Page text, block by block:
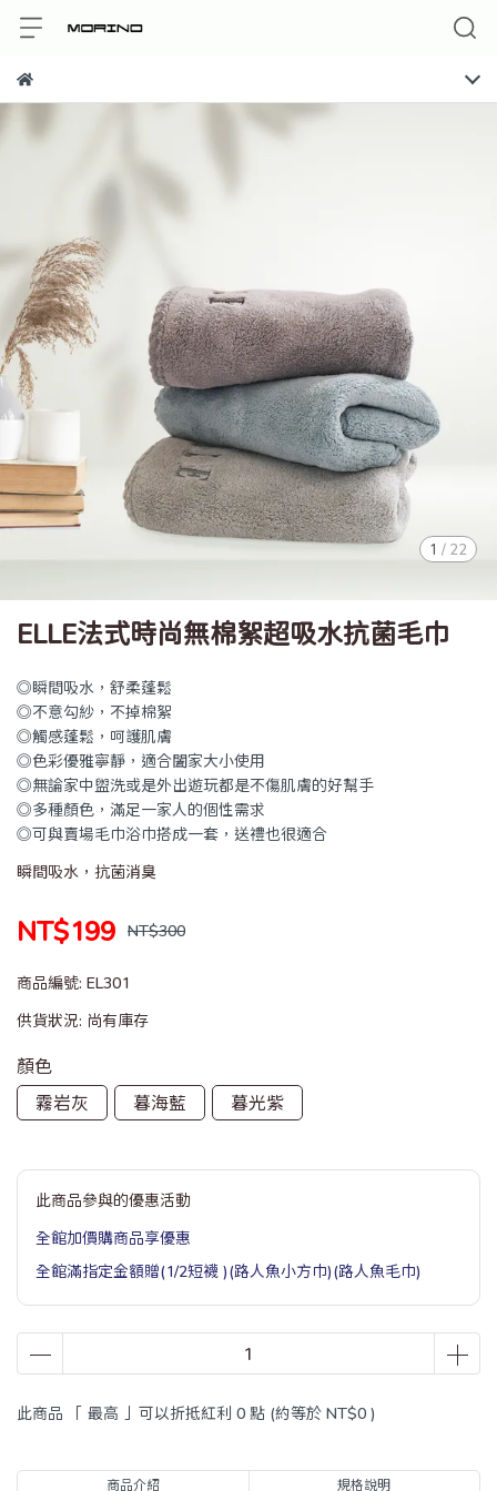
1 / 22
ELLE法式時尚無棉絮超吸水抗菌毛巾
◎瞬間吸水，舒柔蓬鬆
◎不意勾紗，不掉棉絮
◎觸感蓬鬆，呵護肌膚
◎色彩優雅寧靜，適合闔家大小使用
◎無論家中盥洗或是外出遊玩都是不傷肌膚的好幫手
◎多種顏色，滿足一家人的個性需求
◎可與賣場毛巾浴巾搭成一套，送禮也很適合
瞬間吸水，抗菌消臭
NT$199 NT$300
商品編號: EL301
供貨狀況: 尚有庫存
顏色
霧岩灰
暮海藍 暮光紫
此商品參與的優惠活動
全館加價購商品享優惠
全館滿指定金額贈(1/2短襪 )(路人魚小方巾)(路人魚毛巾)
此商品 「 最高 」可以折抵紅利 0 點 (約等於 NT$0 )
商品介紹 規格說明